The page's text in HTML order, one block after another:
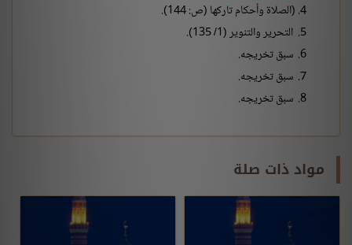
(الصلاة وأحكام تاركها (ص: 144).
التحرير والتنوير (1/ 135).
سبق تخريجه.
سبق تخريجه.
سبق تخريجه.
مواد ذات صلة